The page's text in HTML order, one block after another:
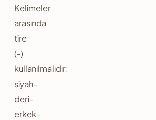
Kelimeler
arasında
tire
(-)
kullanılmalıdır:
siyah-
deri-
erkek-